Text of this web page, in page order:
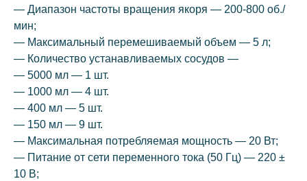
— Диапазон частоты вpащения якоpя — 200-800 об./
мин;
— Максимальный перемешиваемый объем — 5 л;
— Количество устанавливаемых сосудов —
— 5000 мл — 1 шт.
— 1000 мл — 4 шт.
— 400 мл — 5 шт.
— 150 мл — 9 шт.
— Максимальная потребляемая мощность — 20 Вт;
— Питание от сети переменного тока (50 Гц) — 220 ±
10 В;